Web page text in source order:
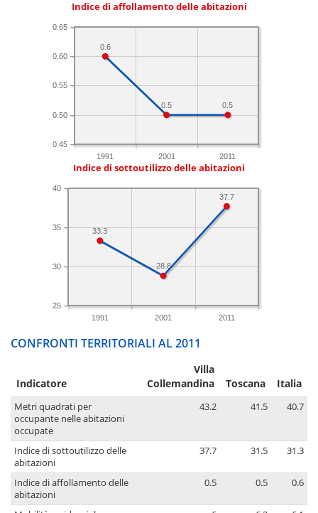
Indice di affollamento delle abitazioni
1991 2001 2011
0.45
0.50
0.55
0.60
0.65
0.5
0.5
0.6
Indice di sottoutilizzo delle abitazioni
1991 2001 2011
25
30
35
40
37.7
28.8
33.3
CONFRONTI TERRITORIALI AL 2011
Indicatore
Villa
Collemandina
Toscana Italia
Metri quadrati per
occupante nelle abitazioni
occupate
43.2 41.5 40.7
Indice di sottoutilizzo delle
abitazioni
37.7 31.5 31.3
Indice di affollamento delle
abitazioni
0.5 0.5 0.6